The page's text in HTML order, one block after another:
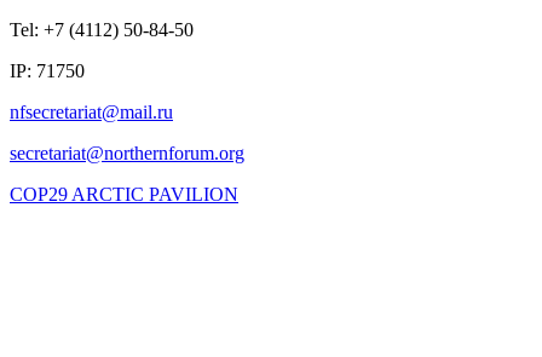
Tel: +7 (4112) 50-84-50
IP: 71750
COP29 ARCTIC PAVILION